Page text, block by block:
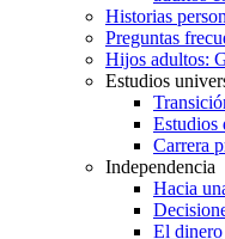
Historias
Preguntas
Hijos adultos:
Estudios
Estudios
Carrera
Independencia
Hacia
El dinero